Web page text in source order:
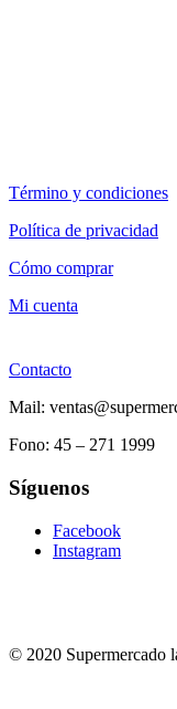
Término y condiciones
Política de privacidad
Cómo comprar
Mi cuenta
Contacto
Mail:
Fono: 45 – 271 1999
Síguenos
Facebook
Instagram
© 2020 Supermercado